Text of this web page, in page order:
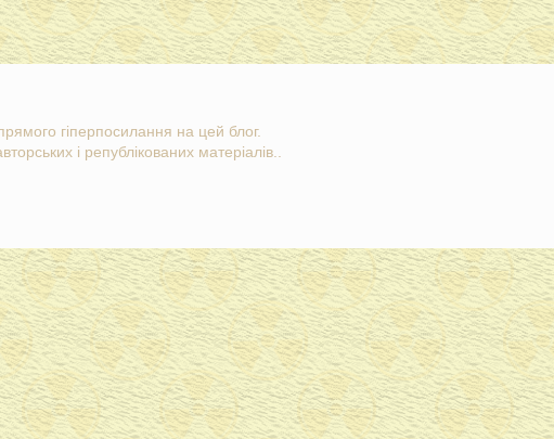
гіперпосилання на цей блог.
і републікованих матеріалів..